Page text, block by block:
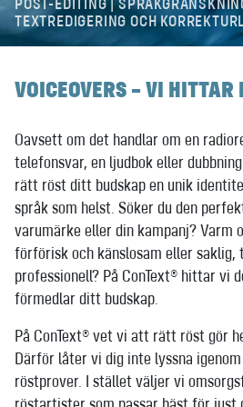
POST-EDITING |
TEXTREDIGERING OCH
VOICEOVERS – VI HITTAR
Oavsett om det handlar om en
telefonsvar, en ljudbok eller
rätt röst ditt budskap en unik
språk som helst. Söker du den
varumärke eller din kampanj? Varm
förförisk och känslosam eller saklig,
professionell? På ConText® hittar vi
förmedlar ditt budskap.
På ConText® vet vi att rätt röst gör
Därför låter vi dig inte lyssna
röstprover. I stället väljer vi